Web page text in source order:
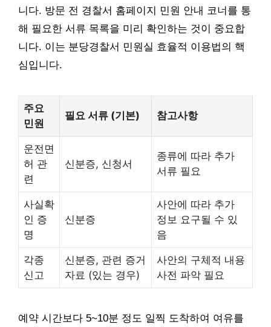
니다. 방문 전 경찰서 홈페이지 민원 안내 코너를 통
해 필요한 서류 목록을 미리 확인하는 것이 중요합
니다. 이는 분당경찰서 민원실 효율적 이용법의 핵
심입니다.
주요
민원
필요 서류 (기본) 참고사항
운전면
허 관
련
신분증, 신청서
종류에 따라 추가
서류 필요
사실확
인 증
명
신분증
사안에 따라 추가
정보 요구될 수 있
음
각종
신고
신분증, 관련 증거
자료 (있는 경우)
사안의 구체적 내용
사전 파악 필요
예약 시간보다 5~10분 정도 일찍 도착하여 여유를